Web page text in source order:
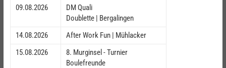
09.08.2026
DM Quali
Doublette | Bergalingen
14.08.2026
After Work Fun | Mühlacker
15.08.2026
8. Murginsel - Turnier
Boulefreunde